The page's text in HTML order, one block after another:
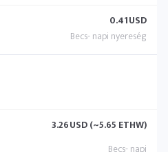
0.41USD
3.26USD (~5.65 ETHW)